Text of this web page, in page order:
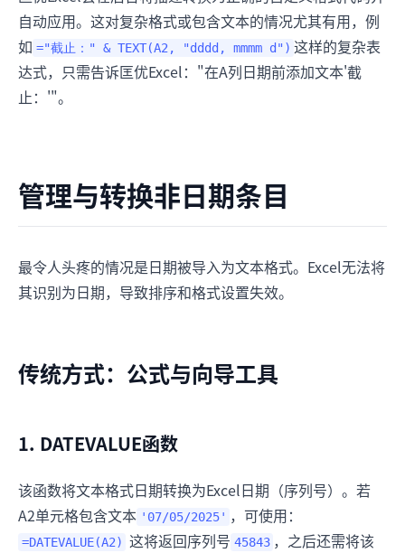
自动应用。这对复杂格式或包含文本的情况尤其有用，例
如 ="截止：" & TEXT(A2, "dddd, mmmm d") 这样的复杂表
达式，只需告诉匡优Excel："在A列日期前添加文本'截
止：'"。
管理与转换非日期条目
最令人头疼的情况是日期被导入为文本格式。Excel无法将
其识别为日期，导致排序和格式设置失效。
传统方式：公式与向导工具
1. DATEVALUE函数
该函数将文本格式日期转换为Excel日期（序列号）。若
A2单元格包含文本 '07/05/2025' ，可使用：
=DATEVALUE(A2) 这将返回序列号 45843 ，之后还需将该